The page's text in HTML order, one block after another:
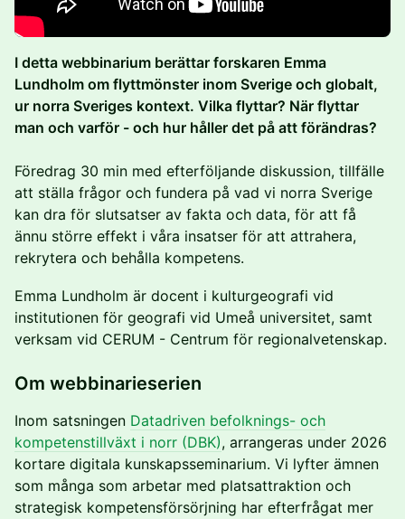
I detta webbinarium berättar forskaren Emma
Lundholm om flyttmönster inom Sverige och globalt,
ur norra Sveriges kontext. Vilka flyttar? När flyttar
man och varför - och hur håller det på att förändras?
Föredrag 30 min med efterföljande diskussion, tillfälle
att ställa frågor och fundera på vad vi norra Sverige
kan dra för slutsatser av fakta och data, för att få
ännu större effekt i våra insatser för att attrahera,
rekrytera och behålla kompetens.
Emma Lundholm är docent i kulturgeografi vid
institutionen för geografi vid Umeå universitet, samt
verksam vid CERUM - Centrum för regionalvetenskap.
Om webbinarieserien
Inom satsningen Datadriven befolknings- och
kompetenstillväxt i norr (DBK), arrangeras under 2026
kortare digitala kunskapsseminarium. Vi lyfter ämnen
som många som arbetar med platsattraktion och
strategisk kompetensförsörjning har efterfrågat mer